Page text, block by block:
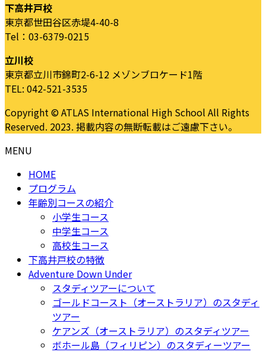
下高井戸校
東京都世田谷区赤堤4-40-8
Tel：03-6379-0215
立川校
東京都立川市錦町2-6-12 メゾンブロケード1階
TEL: 042-521-3535
Copyright © ATLAS International High School All Rights
Reserved. 2023. 掲載内容の無断転載はご遠慮下さい。
MENU
HOME
プログラム
年齢別コースの紹介
小学生コース
中学生コース
高校生コース
下高井戸校の特徴
Adventure Down Under
スタディツアーについて
ゴールドコースト（オーストラリア）のスタディ
ツアー
ケアンズ（オーストラリア）のスタディツアー
ボホール島（フィリピン）のスタディーツアー